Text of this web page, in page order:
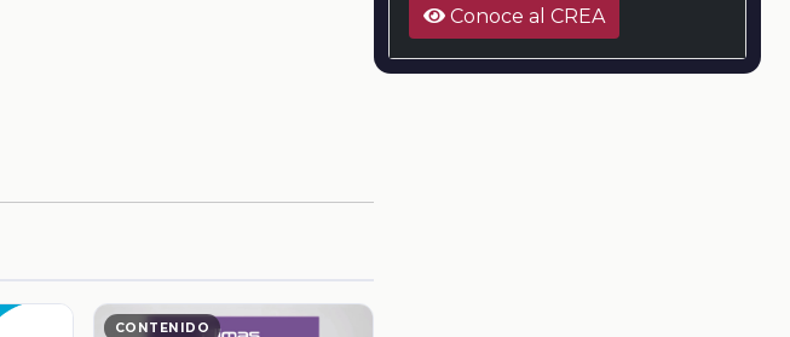
CONTENIDO
Conoce al CREA